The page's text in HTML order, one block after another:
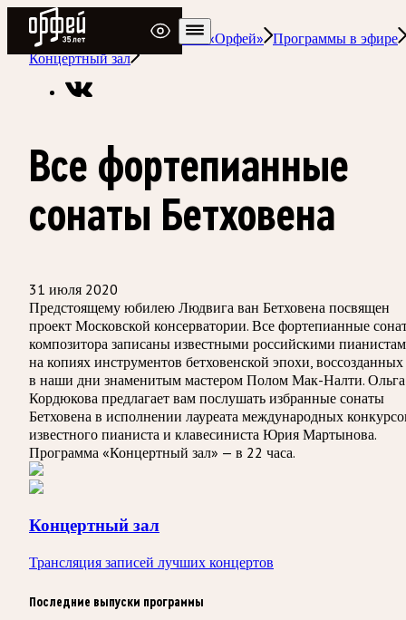
Радио Орфей
Радио классической музыки «Орфей» Программы в эфире
Концертный зал
Все фортепианные
сонаты Бетховена
31 июля 2020
Предстоящему юбилею Людвига ван Бетховена посвящен
проект Московской консерватории. Все фортепианные
композитора записаны известными российскими
на копиях инструментов бетховенской эпохи, воссозданных
в наши дни знаменитым мастером Полом Мак-Налти. Ольга
Кордюкова предлагает вам послушать избранные сонаты
Бетховена в исполнении лауреата международных
известного пианиста и клавесиниста Юрия Мартынова.
Программа «Концертный зал» — в 22 часа.
Концертный зал
Трансляция записей лучших концертов
Последние выпуски программы